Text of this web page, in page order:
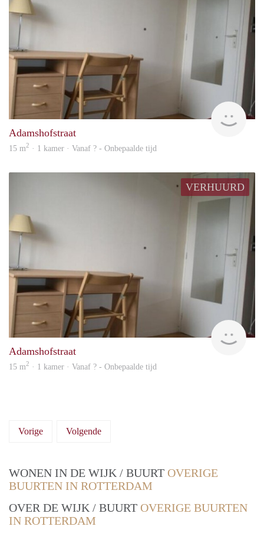
rent
Adamshofstraat
15 m2 · 1 kamer · Vanaf ? - Onbepaalde tijd
VERHUURD
rent
Adamshofstraat
15 m2 · 1 kamer · Vanaf ? - Onbepaalde tijd
Vorige Volgende
WONEN IN DE WIJK / BUURT OVERIGE
BUURTEN IN ROTTERDAM
OVER DE WIJK / BUURT OVERIGE BUURTEN
IN ROTTERDAM